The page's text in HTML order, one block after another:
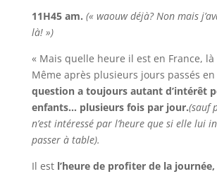
11H45 am. (« waouw déjà? Non mais
là! »)
« Mais quelle heure il est en France, là
Même après plusieurs jours passés
question a toujours autant d’intérêt
enfants… plusieurs fois par jour.(sauf
n’est intéressé par l’heure que si elle lui
passer à table).
Il est l’heure de profiter de la